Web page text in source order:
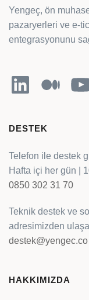
Yengeç, ön
pazaryerleri ve e-
entegrasyonunu
LinkedInOrta
DESTEK
Telefon ile destek
Hafta içi her gün |
0850 302 31 70
Teknik destek ve
adresimizden
destek@yengec.co
HAKKIMIZDA